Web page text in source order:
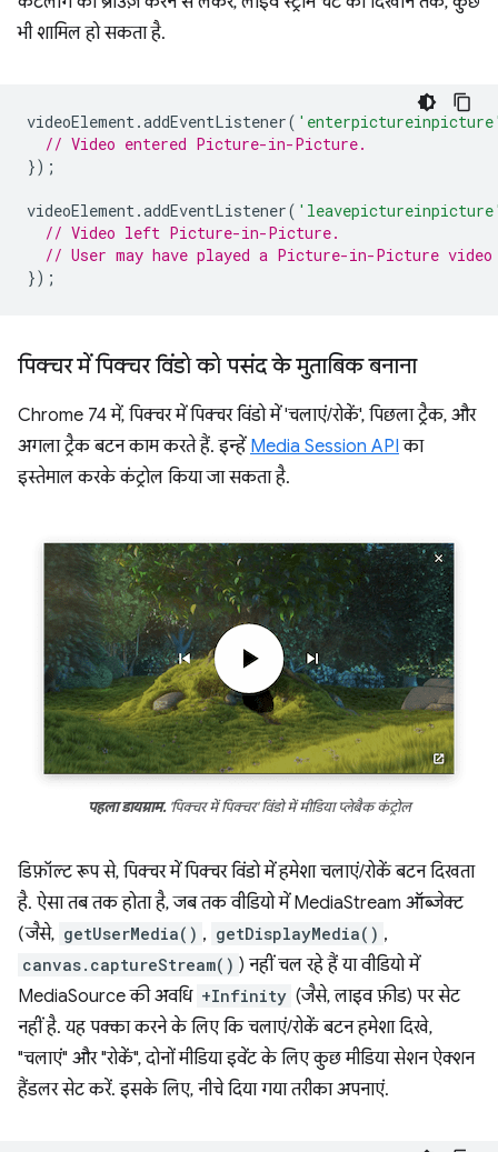
भी शामिल हो सकता है.
videoElement.addEventListener(
// Video entered Picture-in-Picture.
});
videoElement.addEventListener(
// Video left Picture-in-Picture.
// User may have played a Picture-in-Picture
});
पिक्चर में पिक्चर विंडो को पसंद के मुताबिक बनाना
Chrome 74 में, पिक्चर में पिक्चर विंडो में 'चलाएं/रोकें', पिछला ट्रैक, और
अगला ट्रैक बटन काम करते हैं. इन्हें Media Session API का
इस्तेमाल करके कंट्रोल किया जा सकता है.
पहला डायग्राम.'पिक्चर में पिक्चर' विंडो में मीडिया प्लेबैक कंट्रोल
डिफ़ॉल्ट रूप से, पिक्चर में पिक्चर विंडो में हमेशा चलाएं/रोकें बटन दिखता
है. ऐसा तब तक होता है, जब तक वीडियो में MediaStream ऑब्जेक्ट
(जैसे, getUserMedia() , getDisplayMedia() ,
canvas.captureStream() ) नहीं चल रहे हैं या वीडियो में
MediaSource की अवधि +Infinity (जैसे, लाइव फ़ीड) पर सेट
नहीं है. यह पक्का करने के लिए कि चलाएं/रोकें बटन हमेशा दिखे,
"चलाएं" और "रोकें", दोनों मीडिया इवेंट के लिए कुछ मीडिया सेशन ऐक्शन
हैंडलर सेट करें. इसके लिए, नीचे दिया गया तरीका अपनाएं.